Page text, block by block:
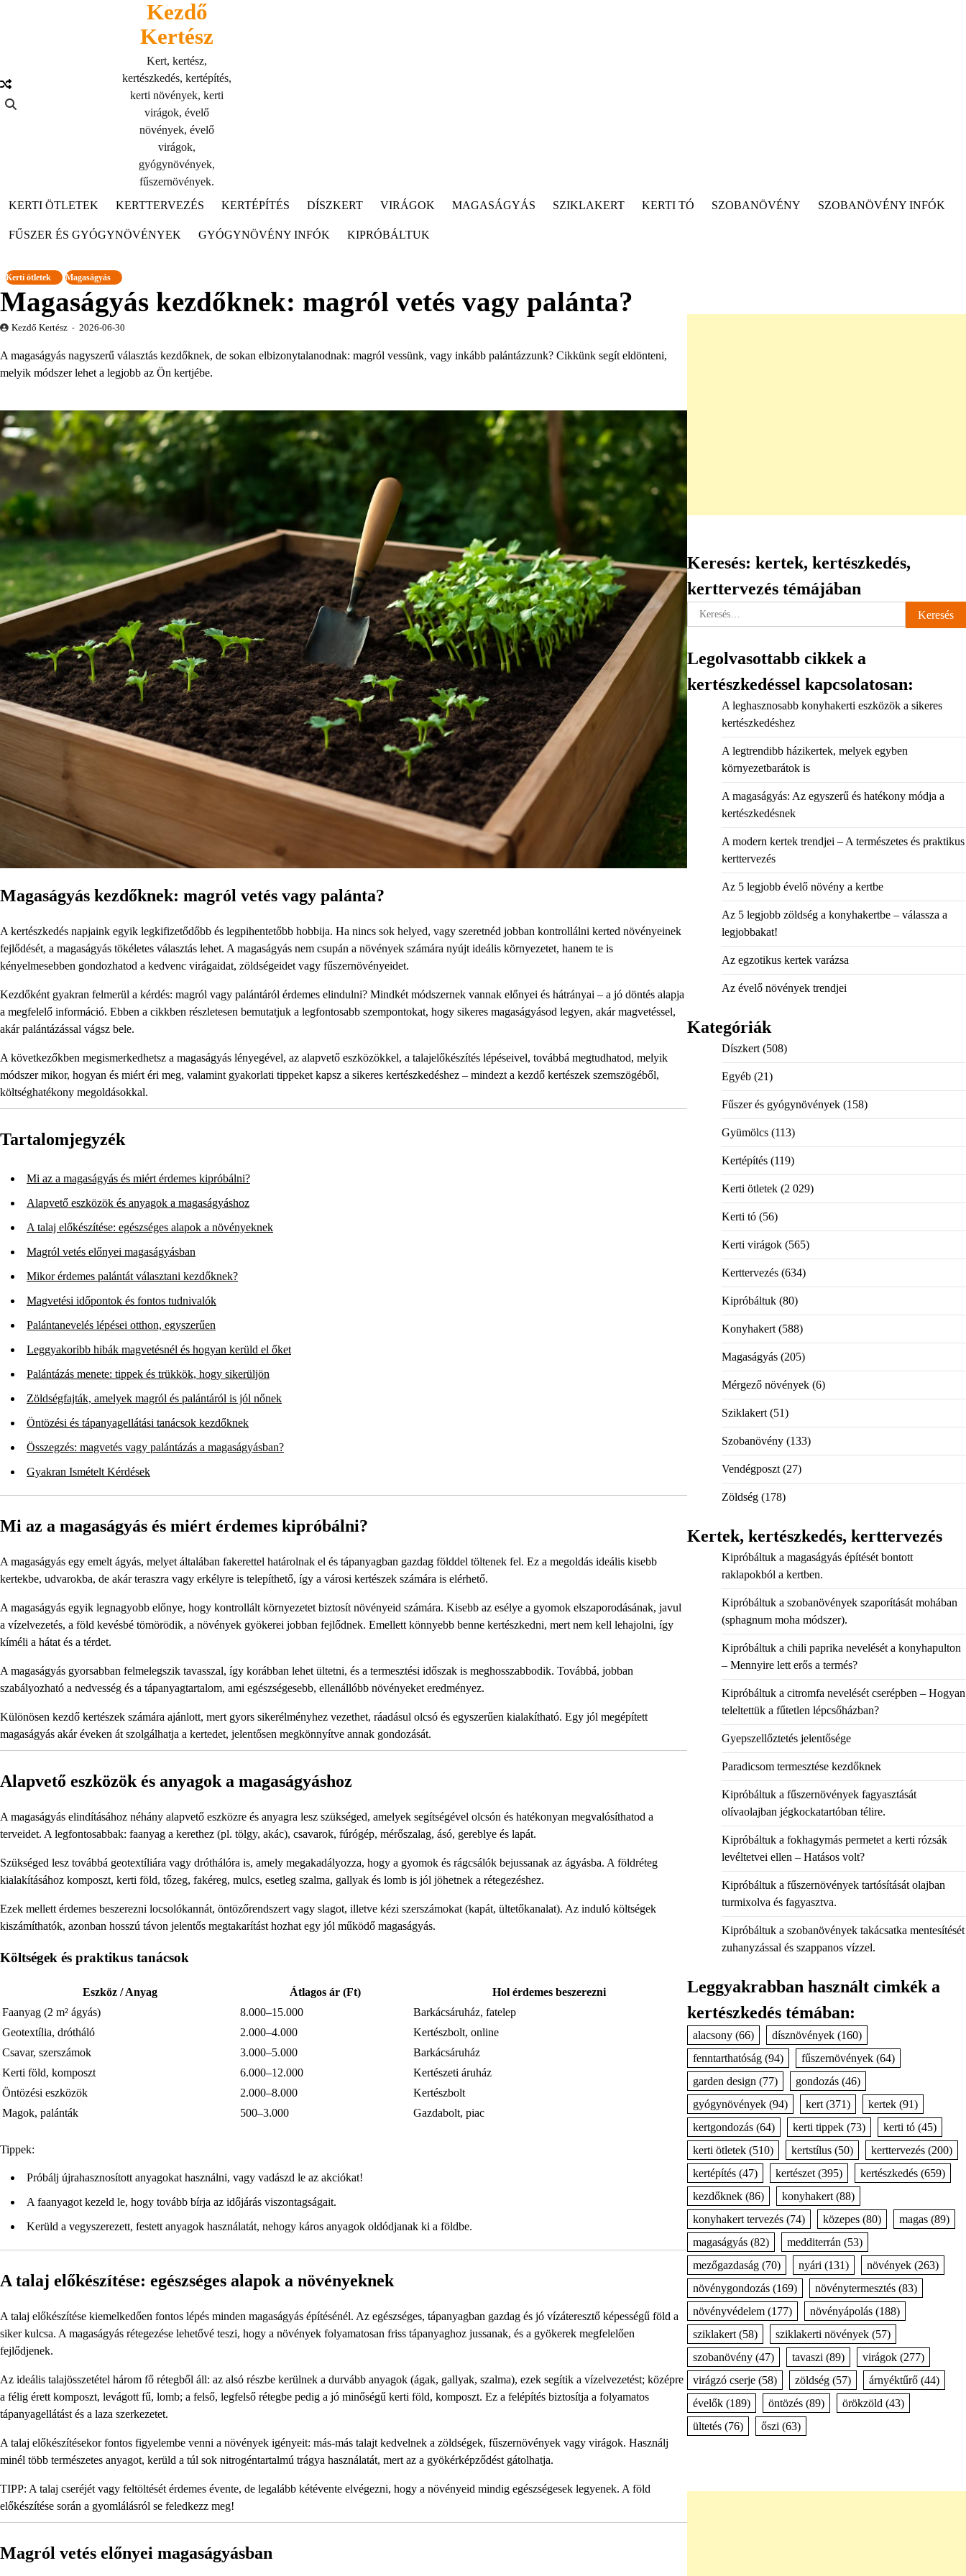
Kezdő
Kertész
Kert, kertész,
kertészkedés, kertépítés,
kerti növények, kerti
virágok, évelő
növények, évelő
virágok,
gyógynövények,
fűszernövények.
KERTI ÖTLETEK
KERTTERVEZÉS KERTÉPÍTÉS DÍSZKERT VIRÁGOK MAGASÁGYÁS SZIKLAKERT KERTI TÓ SZOBANÖVÉNY SZOBANÖVÉNY INFÓK
FŰSZER ÉS GYÓGYNÖVÉNYEK GYÓGYNÖVÉNY INFÓK KIPRÓBÁLTUK
Kerti ötletek Magaságyás
Magaságyás kezdőknek: magról vetés vagy palánta?
Kezdő Kertész 2026-06-30
A magaságyás nagyszerű választás kezdőknek, de sokan elbizonytalanodnak: magról vessünk, vagy inkább palántázzunk? Cikkünk segít eldönteni,
melyik módszer lehet a legjobb az Ön kertjébe.
Magaságyás kezdőknek: magról vetés vagy palánta?
A kertészkedés napjaink egyik legkifizetődőbb és legpihentetőbb hobbija. Ha nincs sok helyed, vagy szeretnéd jobban kontrollálni kerted növényeinek
fejlődését, a magaságyás tökéletes választás lehet. A magaságyás nem csupán a növények számára nyújt ideális környezetet, hanem te is
kényelmesebben gondozhatod a kedvenc virágaidat, zöldségeidet vagy fűszernövényeidet.
Kezdőként gyakran felmerül a kérdés: magról vagy palántáról érdemes elindulni? Mindkét módszernek vannak előnyei és hátrányai – a jó döntés alapja
a megfelelő információ. Ebben a cikkben részletesen bemutatjuk a legfontosabb szempontokat, hogy sikeres magaságyásod legyen, akár magvetéssel,
akár palántázással vágsz bele.
A következőkben megismerkedhetsz a magaságyás lényegével, az alapvető eszközökkel, a talajelőkészítés lépéseivel, továbbá megtudhatod, melyik
módszer mikor, hogyan és miért éri meg, valamint gyakorlati tippeket kapsz a sikeres kertészkedéshez – mindezt a kezdő kertészek szemszögéből,
költséghatékony megoldásokkal.
Tartalomjegyzék
Mi az a magaságyás és miért érdemes kipróbálni?
Alapvető eszközök és anyagok a magaságyáshoz
A talaj előkészítése: egészséges alapok a növényeknek
Magról vetés előnyei magaságyásban
Mikor érdemes palántát választani kezdőknek?
Magvetési időpontok és fontos tudnivalók
Palántanevelés lépései otthon, egyszerűen
Leggyakoribb hibák magvetésnél és hogyan kerüld el őket
Palántázás menete: tippek és trükkök, hogy sikerüljön
Zöldségfajták, amelyek magról és palántáról is jól nőnek
Öntözési és tápanyagellátási tanácsok kezdőknek
Összegzés: magvetés vagy palántázás a magaságyásban?
Gyakran Ismételt Kérdések
Mi az a magaságyás és miért érdemes kipróbálni?
A magaságyás egy emelt ágyás, melyet általában fakerettel határolnak el és tápanyagban gazdag földdel töltenek fel. Ez a megoldás ideális kisebb
kertekbe, udvarokba, de akár teraszra vagy erkélyre is telepíthető, így a városi kertészek számára is elérhető.
A magaságyás egyik legnagyobb előnye, hogy kontrollált környezetet biztosít növényeid számára. Kisebb az esélye a gyomok elszaporodásának, javul
a vízelvezetés, a föld kevésbé tömörödik, a növények gyökerei jobban fejlődnek. Emellett könnyebb benne kertészkedni, mert nem kell lehajolni, így
kíméli a hátat és a térdet.
A magaságyás gyorsabban felmelegszik tavasszal, így korábban lehet ültetni, és a termesztési időszak is meghosszabbodik. Továbbá, jobban
szabályozható a nedvesség és a tápanyagtartalom, ami egészségesebb, ellenállóbb növényeket eredményez.
Különösen kezdő kertészek számára ajánlott, mert gyors sikerélményhez vezethet, ráadásul olcsó és egyszerűen kialakítható. Egy jól megépített
magaságyás akár éveken át szolgálhatja a kertedet, jelentősen megkönnyítve annak gondozását.
Alapvető eszközök és anyagok a magaságyáshoz
A magaságyás elindításához néhány alapvető eszközre és anyagra lesz szükséged, amelyek segítségével olcsón és hatékonyan megvalósíthatod a
terveidet. A legfontosabbak: faanyag a kerethez (pl. tölgy, akác), csavarok, fúrógép, mérőszalag, ásó, gereblye és lapát.
Szükséged lesz továbbá geotextíliára vagy dróthálóra is, amely megakadályozza, hogy a gyomok és rágcsálók bejussanak az ágyásba. A földréteg
kialakításához komposzt, kerti föld, tőzeg, fakéreg, mulcs, esetleg szalma, gallyak és lomb is jól jöhetnek a rétegezéshez.
Ezek mellett érdemes beszerezni locsolókannát, öntözőrendszert vagy slagot, illetve kézi szerszámokat (kapát, ültetőkanalat). Az induló költségek
kiszámíthatók, azonban hosszú távon jelentős megtakarítást hozhat egy jól működő magaságyás.
Költségek és praktikus tanácsok
Eszköz / Anyag Átlagos ár (Ft)
Hol érdemes beszerezni
Faanyag (2 m² ágyás)
8.000–15.000
Barkácsáruház, fatelep
Geotextília, drótháló
2.000–4.000
Kertészbolt, online
Csavar, szerszámok
3.000–5.000
Barkácsáruház
Kerti föld, komposzt
6.000–12.000
Kertészeti áruház
Öntözési eszközök
2.000–8.000
Kertészbolt
Magok, palánták
500–3.000 Gazdabolt, piac
Tippek:
Próbálj újrahasznosított anyagokat használni, vagy vadászd le az akciókat!
A faanyagot kezeld le, hogy tovább bírja az időjárás viszontagságait.
Kerüld a vegyszerezett, festett anyagok használatát, nehogy káros anyagok oldódjanak ki a földbe.
A talaj előkészítése: egészséges alapok a növényeknek
A talaj előkészítése kiemelkedően fontos lépés minden magaságyás építésénél. Az egészséges, tápanyagban gazdag és jó vízáteresztő képességű föld a
siker kulcsa. A magaságyás rétegezése lehetővé teszi, hogy a növények folyamatosan friss tápanyaghoz jussanak, és a gyökerek megfelelően
fejlődjenek.
Az ideális talajösszetétel három fő rétegből áll: az alsó részbe kerülnek a durvább anyagok (ágak, gallyak, szalma), ezek segítik a vízelvezetést; középre
a félig érett komposzt, levágott fű, lomb; a felső, legfelső rétegbe pedig a jó minőségű kerti föld, komposzt. Ez a felépítés biztosítja a folyamatos
tápanyagellátást és a laza szerkezetet.
A talaj előkészítésekor fontos figyelembe venni a növények igényeit: más-más talajt kedvelnek a zöldségek, fűszernövények vagy virágok. Használj
minél több természetes anyagot, kerüld a túl sok nitrogéntartalmú trágya használatát, mert az a gyökérképződést gátolhatja.
TIPP: A talaj cseréjét vagy feltöltését érdemes évente, de legalább kétévente elvégezni, hogy a növényeid mindig egészségesek legyenek. A föld
előkészítése során a gyomlálásról se feledkezz meg!
Magról vetés előnyei magaságyásban
Keresés: kertek, kertészkedés,
kerttervezés témájában
Keresés:
Legolvasottabb cikkek a
kertészkedéssel kapcsolatosan:
A leghasznosabb konyhakerti eszközök a sikeres
kertészkedéshez
A legtrendibb házikertek, melyek egyben
környezetbarátok is
A magaságyás: Az egyszerű és hatékony módja a
kertészkedésnek
A modern kertek trendjei – A természetes és praktikus
kerttervezés
Az 5 legjobb évelő növény a kertbe
Az 5 legjobb zöldség a konyhakertbe – válassza a
legjobbakat!
Az egzotikus kertek varázsa
Az évelő növények trendjei
Kategóriák
Díszkert(508)
Egyéb(21)
Fűszer és gyógynövények(158)
Gyümölcs(113)
Kertépítés(119)
Kerti ötletek(2 029)
Kerti tó(56)
Kerti virágok(565)
Kerttervezés(634)
Kipróbáltuk(80)
Konyhakert(588)
Magaságyás(205)
Mérgező növények(6)
Sziklakert(51)
Szobanövény(133)
Vendégposzt(27)
Zöldség(178)
Kertek, kertészkedés, kerttervezés
Kipróbáltuk a magaságyás építését bontott
raklapokból a kertben.
Kipróbáltuk a szobanövények szaporítását mohában
(sphagnum moha módszer).
Kipróbáltuk a chili paprika nevelését a konyhapulton
– Mennyire lett erős a termés?
Kipróbáltuk a citromfa nevelését cserépben – Hogyan
teleltettük a fűtetlen lépcsőházban?
Gyepszellőztetés jelentősége
Paradicsom termesztése kezdőknek
Kipróbáltuk a fűszernövények fagyasztását
olívaolajban jégkockatartóban télire.
Kipróbáltuk a fokhagymás permetet a kerti rózsák
levéltetvei ellen – Hatásos volt?
Kipróbáltuk a fűszernövények tartósítását olajban
turmixolva és fagyasztva.
Kipróbáltuk a szobanövények takácsatka mentesítését
zuhanyzással és szappanos vízzel.
Leggyakrabban használt cimkék a
kertészkedés témában:
alacsony(66) dísznövények(160)
fenntarthatóság(94) fűszernövények(64)
garden design (77) gondozás(46)
gyógynövények(94) kert(371) kertek(91)
kertgondozás(64) kerti tippek(73) kerti tó(45)
kerti ötletek(510) kertstílus(50) kerttervezés(200)
kertépítés(47) kertészet(395) kertészkedés(659)
kezdőknek(86) konyhakert(88)
konyhakert tervezés(74) közepes(80) magas(89)
magaságyás(82) medditerrán (53)
mezőgazdaság(70) nyári (131) növények(263)
növénygondozás(169) növénytermesztés(83)
növényvédelem(177) növényápolás(188)
sziklakert(58) sziklakerti növények(57)
szobanövény(47) tavaszi (89) virágok(277)
virágzó cserje(58) zöldség(57) árnyéktűrő(44)
évelők(189) öntözés(89) örökzöld (43)
ültetés(76) őszi (63)